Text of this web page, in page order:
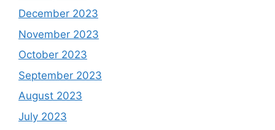
December 2023
November 2023
October 2023
September 2023
August 2023
July 2023